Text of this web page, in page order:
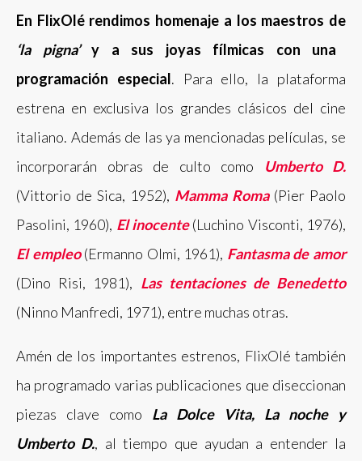
En FlixOlé rendimos homenaje a los maestros de
‘la pigna’y a sus joyas fílmicas con una
programación especial. Para ello, la plataforma
estrena en exclusiva los grandes clásicos del cine
italiano. Además de las ya mencionadas películas, se
incorporarán obras de culto como
Umberto D.
(Vittorio de Sica, 1952), Mamma Roma(Pier Paolo
Pasolini, 1960), El inocente(Luchino Visconti, 1976),
El empleo(Ermanno Olmi, 1961), Fantasma de amor
(Dino Risi, 1981), Las tentaciones de Benedetto
(Ninno Manfredi, 1971), entre muchas otras.
Amén de los importantes estrenos, FlixOlé también
ha programado varias publicaciones que diseccionan
piezas clave como La Dolce Vita, La noche y
Umberto D., al tiempo que ayudan a entender la